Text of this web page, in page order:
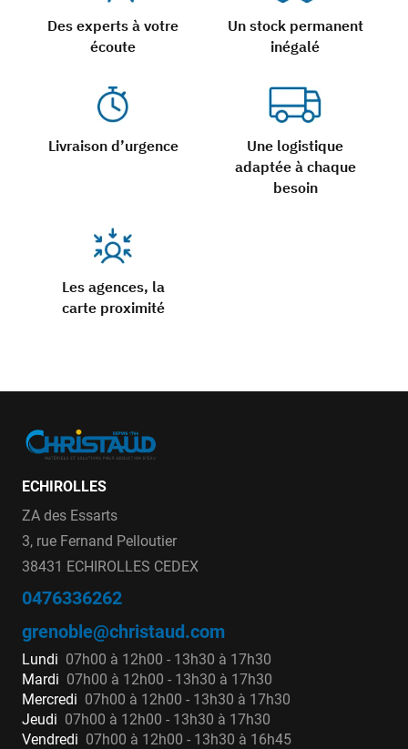
Des experts à votre
écoute
Un stock permanent
inégalé
Livraison d’urgence
Une logistique
adaptée à chaque
besoin
Les agences, la
carte proximité
ECHIROLLES
ZA des Essarts
3, rue Fernand Pelloutier
38431 ECHIROLLES CEDEX
0476336262
grenoble@christaud.com
Lundi 07h00 à 12h00 - 13h30 à 17h30
Mardi 07h00 à 12h00 - 13h30 à 17h30
Mercredi 07h00 à 12h00 - 13h30 à 17h30
Jeudi 07h00 à 12h00 - 13h30 à 17h30
Vendredi 07h00 à 12h00 - 13h30 à 16h45